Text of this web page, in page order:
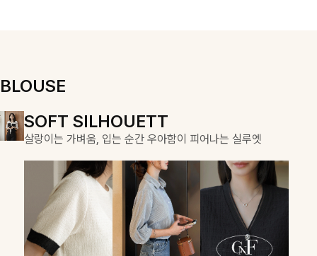
BLOUSE
SOFT SILHOUETT
살랑이는 가벼움, 입는 순간 우아함이 피어나는 실루엣
COZY ESSENTIAL
매일의 일상을 부드럽게 감싸줄 니트 컬렉션
DOUBLE THE JOY
함께할 때 더욱 완벽한, 합리적인 선택으로 채우는 즐거움